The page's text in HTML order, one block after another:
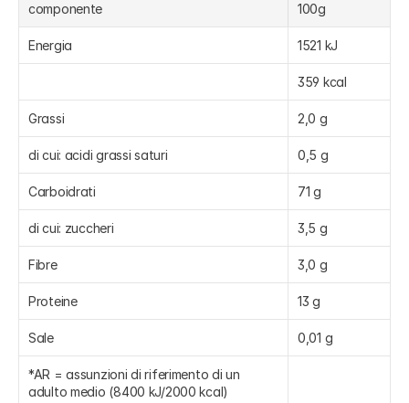
componente 100g
Energia 1521 kJ
359 kcal
Grassi 2,0 g
di cui: acidi grassi saturi 0,5 g
Carboidrati 71 g
di cui: zuccheri 3,5 g
Fibre 3,0 g
Proteine 13 g
Sale 0,01 g
*AR = assunzioni di riferimento di un
adulto medio (8400 kJ/2000 kcal)